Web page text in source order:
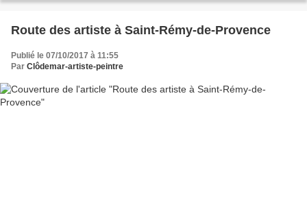
Route des artiste à Saint-Rémy-de-Provence
Publié le 07/10/2017 à 11:55
Par Clôdemar-artiste-peintre